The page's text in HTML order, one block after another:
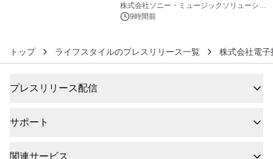
株式会社ソニー・ミュージックソリューショ
ンズ9時間前
トップ ライフスタイルのプレスリリース一覧 株式会社電子
プレスリリース配信
サポート
関連サービス